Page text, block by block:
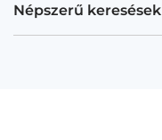
Népszerű keresések